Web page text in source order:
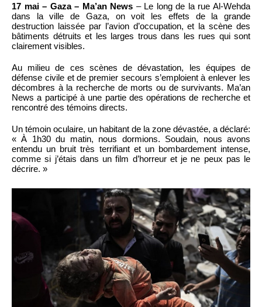
17 mai – Gaza – Ma’an News – Le long de la rue Al-Wehda
dans la ville de Gaza, on voit les effets de la grande
destruction laissée par l’avion d’occupation, et la scène des
bâtiments détruits et les larges trous dans les rues qui sont
clairement visibles.
Au milieu de ces scènes de dévastation, les équipes de
défense civile et de premier secours s’emploient à enlever les
décombres à la recherche de morts ou de survivants. Ma’an
News a participé à une partie des opérations de recherche et
rencontré des témoins directs.
Un témoin oculaire, un habitant de la zone dévastée, a déclaré:
« À 1h30 du matin, nous dormions. Soudain, nous avons
entendu un bruit très terrifiant et un bombardement intense,
comme si j’étais dans un film d’horreur et je ne peux pas le
décrire. »